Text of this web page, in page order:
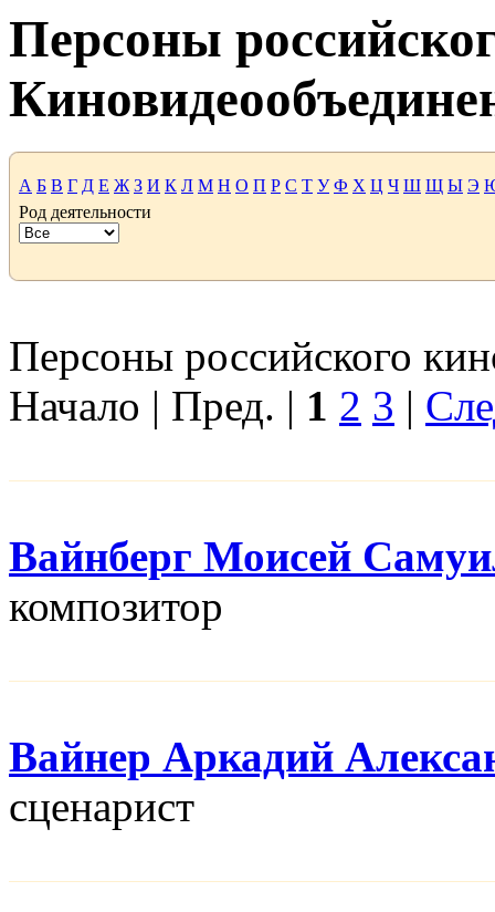
Персоны
А Б В Г Д Е Ж З И К Л М Н О П Р С Т У Ф Х Ц Ч Ш Щ Ы Э
Род деятельности
Персоны российского
Начало | Пред. | 1 2 3 |
Вайнберг Моисей
композитор
Вайнер Аркадий
сценарист